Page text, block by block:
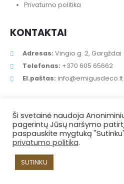
Privatumo politika
KONTAKTAI
Adresas: Vingio g. 2, Gargždai
Telefonas: +370 605 65662
El.paštas: info@emigusdeco.lt
EmigusDeco © 2021.
Ši svetainė naudoja
pagerintų Jūsų naršymo
paspauskite mygtuką
privatumo politika.
SUTINKU